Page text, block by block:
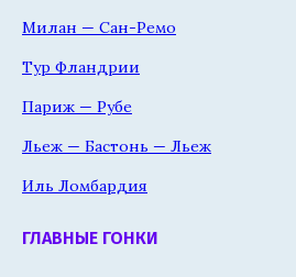
Милан — Сан-Ремо
Тур Фландрии
Париж — Рубе
Льеж — Бастонь — Льеж
Иль Ломбардия
ГЛАВНЫЕ ГОНКИ